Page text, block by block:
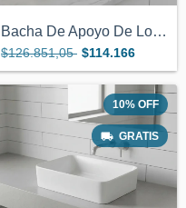
Bacha De Apoyo De Loza Cilíndrica De 36...
$126.851,05 $114.166
10% OFF
GRATIS